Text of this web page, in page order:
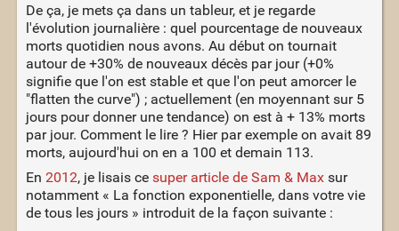
De ça, je mets ça dans un tableur, et je regarde
l'évolution journalière : quel pourcentage de nouveaux
morts quotidien nous avons. Au début on tournait
autour de +30% de nouveaux décès par jour (+0%
signifie que l'on est stable et que l'on peut amorcer le
"flatten the curve") ; actuellement (en moyennant sur 5
jours pour donner une tendance) on est à + 13% morts
par jour. Comment le lire ? Hier par exemple on avait 89
morts, aujourd'hui on en a 100 et demain 113.
En 2012, je lisais ce super article de Sam & Maxsur
notamment « La fonction exponentielle, dans votre vie
de tous les jours » introduit de la façon suivante :